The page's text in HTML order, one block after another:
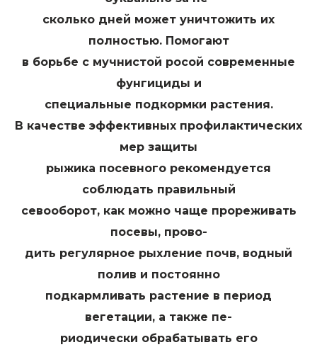
сколько дней может уничтожить их
полностью. Помогают
в борьбе с мучнистой росой современные
фунгициды и
специальные подкормки растения.
В качестве эффективных профилактических
мер защиты
рыжика посевного рекомендуется
соблюдать правильный
севооборот, как можно чаще прореживать
посевы, прово-
дить регулярное рыхление почв, водный
полив и постоянно
подкармливать растение в период
вегетации, а также пе-
риодически обрабатывать его